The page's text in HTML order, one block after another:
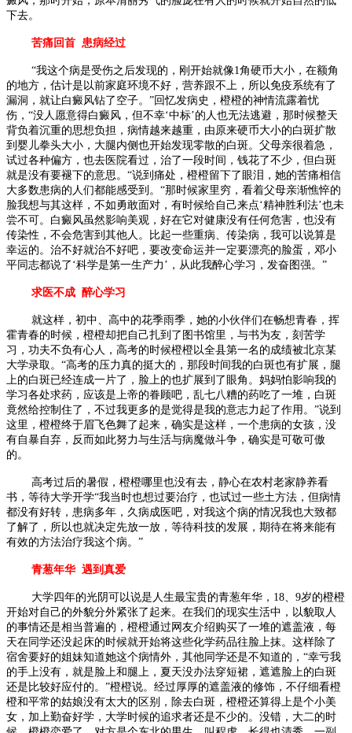
下去。
苦痛回首 患病经过
“我这个病是受伤之后发现的，刚开始就像1角硬币大小，在额角
的地方，估计是以前家庭环境不好，营养跟不上，所以免疫系统有了
漏洞，就让白癜风钻了空子。”回忆发病史，橙橙的神情流露着忧
伤，“没人愿意得白癜风，但不幸‘中标’的人也无法逃避，那时候整天
背负着沉重的思想负担，病情越来越重，由原来硬币大小的白斑扩散
到婴儿拳头大小，大腿内侧也开始发现零散的白斑。父母亲很着急，
试过各种偏方，也去医院看过，治了一段时间，钱花了不少，但白斑
就是没有要褪下的意思。“说到痛处，橙橙留下了眼泪，她的苦痛相信
大多数患病的人们都能感受到。“那时候家里穷，看着父母亲渐憔悴的
脸我想与其这样，不如勇敢面对，有时候给自己来点‘精神胜利法’也未
尝不可。白癜风虽然影响美观，好在它对健康没有任何危害，也没有
传染性，不会危害到其他人。比起一些重病、传染病，我可以说算是
幸运的。治不好就治不好吧，要改变命运并一定要漂亮的脸蛋，邓小
平同志都说了‘科学是第一生产力’，从此我醉心学习，发奋图强。”
求医不成 醉心学习
就这样，初中、高中的花季雨季，她的小伙伴们在畅想青春，挥
霍青春的时候，橙橙却把自己扎到了图书馆里，与书为友，刻苦学
习，功夫不负有心人，高考的时候橙橙以全县第一名的成绩被北京某
大学录取。“高考的压力真的挺大的，那段时间我的白斑也有扩展，腿
上的白斑已经连成一片了，脸上的也扩展到了眼角。妈妈怕影响我的
学习各处求药，应该是上帝的眷顾吧，乱七八糟的药吃了一堆，白斑
竟然给控制住了，不过我更多的是觉得是我的意志力起了作用。”说到
这里，橙橙终于眉飞色舞了起来，确实是这样，一个患病的女孩，没
有自暴自弃，反而如此努力与生活与病魔做斗争，确实是可敬可傲
的。
高考过后的暑假，橙橙哪里也没有去，静心在农村老家静养看
书，等待大学开学“我当时也想过要治疗，也试过一些土方法，但病情
都没有好转，患病多年，久病成医吧，对我这个病的情况我也大致都
了解了，所以也就决定先放一放，等待科技的发展，期待在将来能有
有效的方法治疗我这个病。”
青葱年华 遇到真爱
大学四年的光阴可以说是人生最宝贵的青葱年华，18、9岁的橙橙
开始对自己的外貌分外紧张了起来。在我们的现实生活中，以貌取人
的事情还是相当普遍的，橙橙通过网友介绍购买了一堆的遮盖液，每
天在同学还没起床的时候就开始将这些化学药品往脸上抹。这样除了
宿舍要好的姐妹知道她这个病情外，其他同学还是不知道的，“幸亏我
的手上没有，就是脸上和腿上，夏天没办法穿短裙，遮遮脸上的白斑
还是比较好应付的。”橙橙说。经过厚厚的遮盖液的修饰，不仔细看橙
橙和平常的姑娘没有太大的区别，除去白斑，橙橙还算得上是个小美
女，加上勤奋好学，大学时候的追求者还是不少的。没错，大二的时